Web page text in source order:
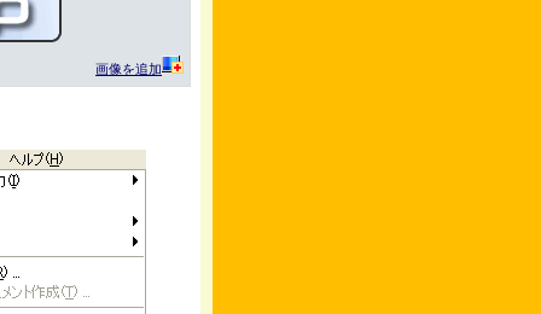
画像を追加